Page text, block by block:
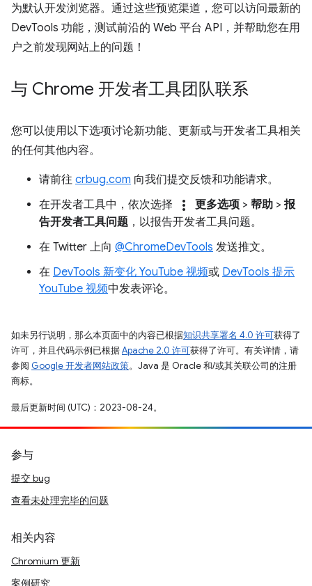
为默认开发浏览器。通过这些预览渠道，您可以访问最新的
DevTools 功能，测试前沿的 Web 平台 API，并帮助您在用
户之前发现网站上的问题！
与 Chrome 开发者工具团队联系
您可以使用以下选项讨论新功能、更新或与开发者工具相关
的任何其他内容。
请前往 crbug.com 向我们提交反馈和功能请求。
在开发者工具中，依次选择
more_vert 更多选项 > 帮助 > 报
告开发者工具问题 ，以报告开发者工具问题。
在 Twitter 上向 @ChromeDevTools 发送推文。
在 DevTools 新变化 YouTube 视频或 DevTools 提示
YouTube 视频中发表评论。
如未另行说明，那么本页面中的内容已根据知识共享署名 4.0 许可获得了
许可，并且代码示例已根据Apache 2.0 许可获得了许可。有关详情，请
参阅 Google 开发者网站政策。Java 是 Oracle 和/或其关联公司的注册
商标。
最后更新时间 (UTC)：2023-08-24。
参与
提交 bug
查看未处理完毕的问题
相关内容
Chromium 更新
案例研究